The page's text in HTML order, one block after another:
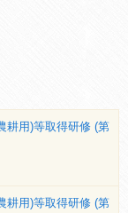
耕用)等取得研修 (第
耕用)等取得研修 (第